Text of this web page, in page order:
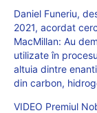
Daniel Funeriu,
2021, acordat
MacMillan: Au
utilizate în
altuia dintre
din carbon,
VIDEO Premiul